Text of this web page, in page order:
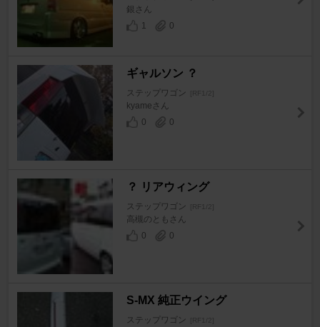
銀さん
1
0
ギャルソン ？
ステップワゴン [RF1/2]
kyameさん
0
0
？ リアウィング
ステップワゴン [RF1/2]
高槻のともさん
0
0
S-MX 純正ウイング
ステップワゴン [RF1/2]